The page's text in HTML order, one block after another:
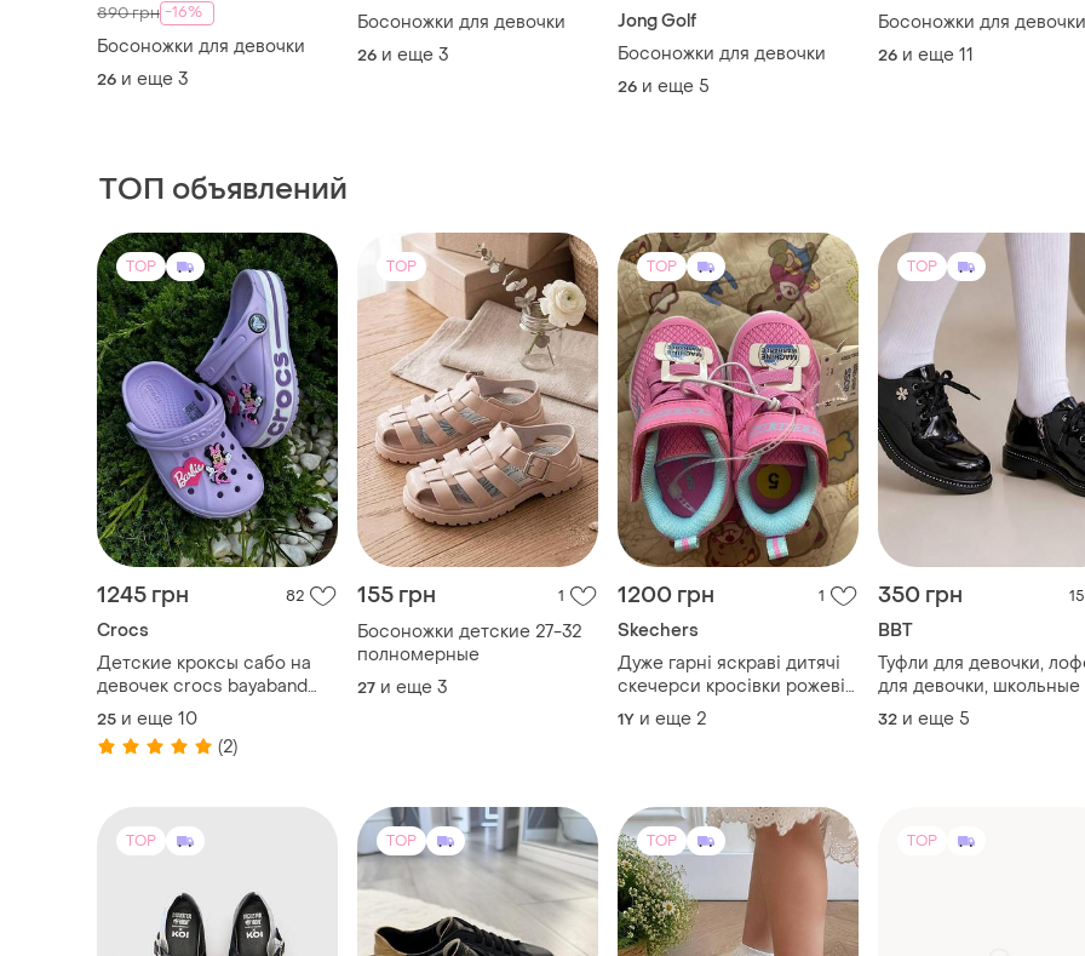
890 грн -16%
Босоножки для девочки
26 и еще 3
Босоножки для девочки
26 и еще 3
Jong Golf
Босоножки для девочки
26 и еще 5
Босоножки для девочки
26 и еще 11
ТОП объявлений
TOP
1245 грн 82
Crocs
Детские кроксы сабо на
девочек crocs bayaband
kids clog все размеры в
наличии
25 и еще 10
(2)
TOP
155 грн 1
Босоножки детские 27-32
полномерные
27 и еще 3
TOP
1200 грн 1
Skechers
Дуже гарні яскраві дитячі
скечерси кросівки рожеві
для дівчаток розмір 5 із
сша
1Y и еще 2
TOP
350 грн 15
ВВТ
Туфли для девочки,
для девочки, школьные
37 г.
32 и еще 5
TOP TOP TOP TOP